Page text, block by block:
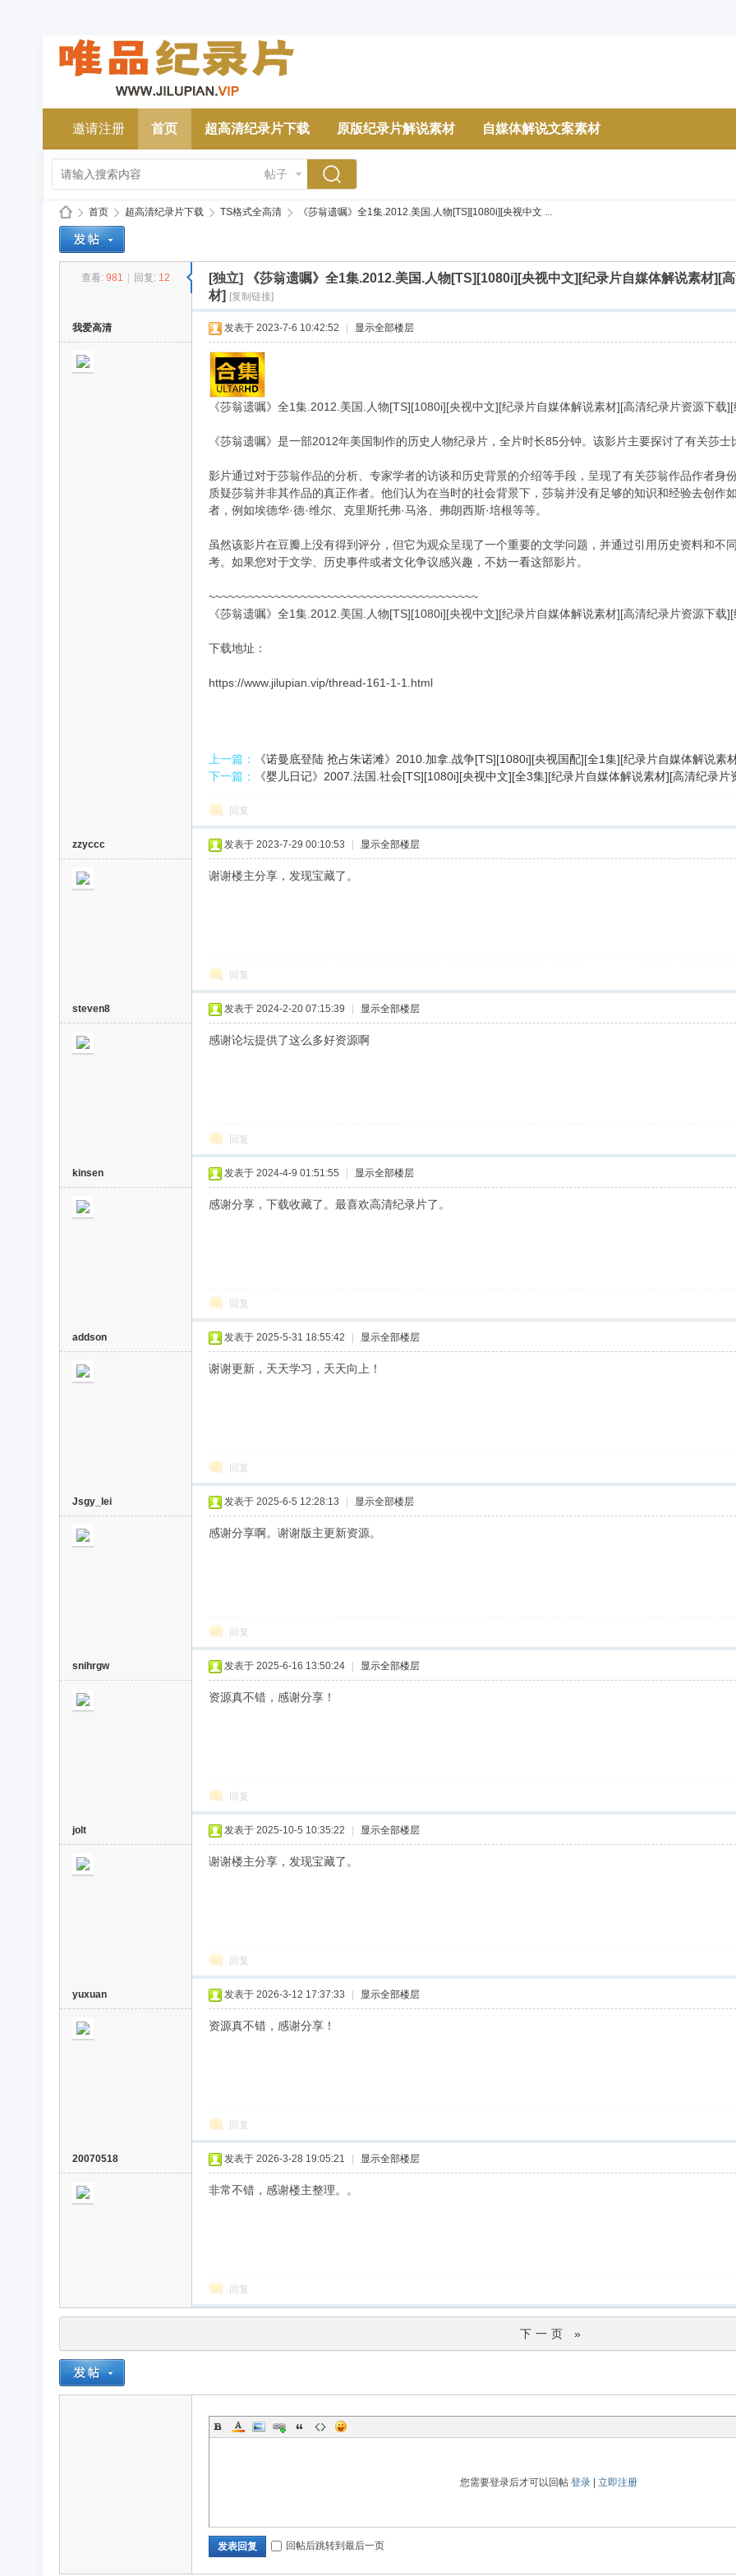
邀请注册 首页 超高清纪录片下载 原版纪录片解说素材 自媒体解说文案素材
帖子
首页
›
超高清纪录片下载 TS格式全高清
›
《莎翁遗嘱》全1集.2012.美国.人物[TS][1080i][央视中文 ...
查看: 981 回复: 12 [独立]
《莎翁遗嘱》全1集.2012.美国.人物[TS][1080i][央视中文][纪录片自媒体解说素材][
材] [复制链接]
我爱高清 发表于 2023-7-6 10:42:52 显示全部楼层
《莎翁遗嘱》全1集.2012.美国.人物[TS][1080i][央视中文][纪录片自媒体解说素材][高清纪录片资源下载
《莎翁遗嘱》是一部2012年美国制作的历史人物纪录片，全片时长85分钟。该影片主要探讨了有关莎士
影片通过对于莎翁作品的分析、专家学者的访谈和历史背景的介绍等手段，呈现了有关莎翁作品作者身
质疑莎翁并非其作品的真正作者。他们认为在当时的社会背景下，莎翁并没有足够的知识和经验去创作
者，例如埃德华·德·维尔、克里斯托弗·马洛、弗朗西斯·培根等等。
虽然该影片在豆瓣上没有得到评分，但它为观众呈现了一个重要的文学问题，并通过引用历史资料和不
考。如果您对于文学、历史事件或者文化争议感兴趣，不妨一看这部影片。
~~~~~~~~~~~~~~~~~~~~~~~~~~~~~~~~~~~~~~~~~
《莎翁遗嘱》全1集.2012.美国.人物[TS][1080i][央视中文][纪录片自媒体解说素材][高清纪录片资源下载
下载地址：
https://www.jilupian.vip/thread-161-1-1.html
上一篇：
《诺曼底登陆 抢占朱诺滩》2010.加拿.战争[TS][1080i][央视国配][全1集][纪录片自媒体解说素
下一篇：
《婴儿日记》2007.法国.社会[TS][1080i][央视中文][全3集][纪录片自媒体解说素材][高清纪录
回复
zzyccc 发表于 2023-7-29 00:10:53 显示全部楼层
谢谢楼主分享，发现宝藏了。
回复
steven8 发表于 2024-2-20 07:15:39 显示全部楼层
感谢论坛提供了这么多好资源啊
回复
kinsen 发表于 2024-4-9 01:51:55 显示全部楼层
感谢分享，下载收藏了。最喜欢高清纪录片了。
回复
addson 发表于 2025-5-31 18:55:42 显示全部楼层
谢谢更新，天天学习，天天向上！
回复
Jsgy_lei 发表于 2025-6-5 12:28:13 显示全部楼层
感谢分享啊。谢谢版主更新资源。
回复
snihrgw 发表于 2025-6-16 13:50:24 显示全部楼层
资源真不错，感谢分享！
回复
jolt 发表于 2025-10-5 10:35:22 显示全部楼层
谢谢楼主分享，发现宝藏了。
回复
yuxuan 发表于 2026-3-12 17:37:33 显示全部楼层
资源真不错，感谢分享！
回复
20070518 发表于 2026-3-28 19:05:21 显示全部楼层
非常不错，感谢楼主整理。。
回复
下一页 »
您需要登录后才可以回帖 登录| 立即注册
发表回复 回帖后跳转到最后一页